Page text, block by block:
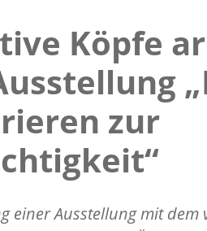
Köpfe
zur
einer Ausstellung mit dem